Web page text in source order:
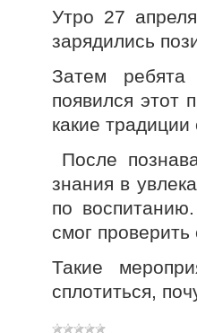
Утро 27
зарядились
Затем ребята
появился этот
какие
После
знания в
по
смог
Такие
сплотиться,